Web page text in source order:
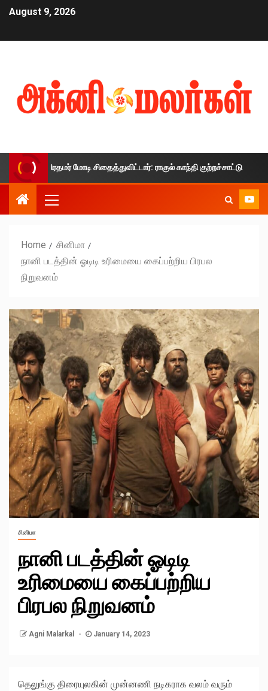
August 9, 2026
பிரதமர் மோடி சிதைத்துவிட்டார்: ராகுல் காந்தி குற்றச்சாட்டு
Home
சினிமா
நானி படத்தின் ஓடிடி உரிமையை கைப்பற்றிய பிரபல
நிறுவனம்
சினிமா
நானி படத்தின் ஓடிடி
உரிமையை கைப்பற்றிய
பிரபல நிறுவனம்
Agni Malarkal January 14, 2023
தெலுங்கு திரையுலகின் முன்னணி நடிகராக வலம் வரும்